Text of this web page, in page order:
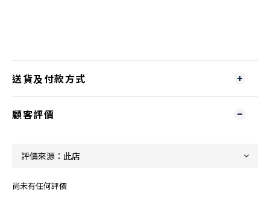
送貨及付款方式
顧客評價
尚未有任何評價